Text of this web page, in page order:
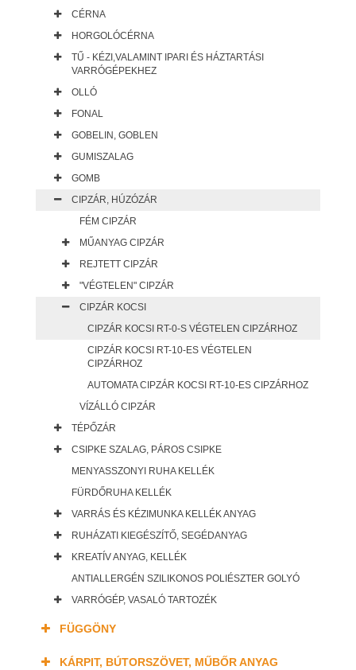
CÉRNA
HORGOLÓCÉRNA
TŰ - KÉZI,VALAMINT IPARI ÉS HÁZTARTÁSI
VARRÓGÉPEKHEZ
OLLÓ
FONAL
GOBELIN, GOBLEN
GUMISZALAG
GOMB
CIPZÁR, HÚZÓZÁR
FÉM CIPZÁR
MŰANYAG CIPZÁR
REJTETT CIPZÁR
"VÉGTELEN" CIPZÁR
CIPZÁR KOCSI
CIPZÁR KOCSI RT-0-S VÉGTELEN CIPZÁRHOZ
CIPZÁR KOCSI RT-10-ES VÉGTELEN
CIPZÁRHOZ
AUTOMATA CIPZÁR KOCSI RT-10-ES CIPZÁRHOZ
VÍZÁLLÓ CIPZÁR
TÉPŐZÁR
CSIPKE SZALAG, PÁROS CSIPKE
MENYASSZONYI RUHA KELLÉK
FÜRDŐRUHA KELLÉK
VARRÁS ÉS KÉZIMUNKA KELLÉK ANYAG
RUHÁZATI KIEGÉSZÍTŐ, SEGÉDANYAG
KREATÍV ANYAG, KELLÉK
ANTIALLERGÉN SZILIKONOS POLIÉSZTER GOLYÓ
VARRÓGÉP, VASALÓ TARTOZÉK
FÜGGÖNY
KÁRPIT, BÚTORSZÖVET, MŰBŐR ANYAG